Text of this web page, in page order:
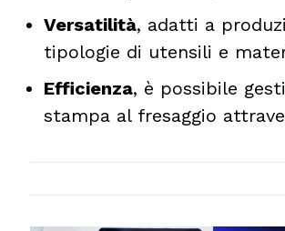
Versatilità, adatti a
tipologie di utensili e
Efficienza, è possibile
stampa al fresaggio